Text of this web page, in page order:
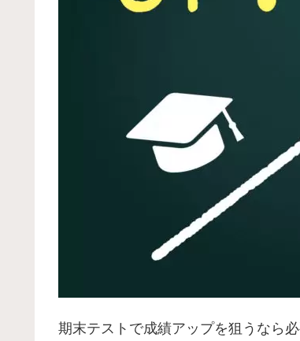
期末テストで成績アップを狙うなら